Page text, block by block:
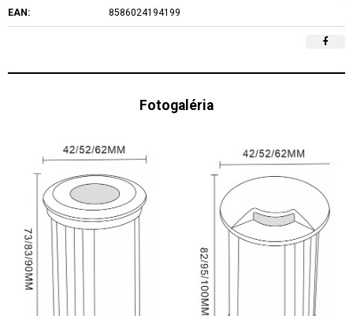
EAN: 8586024194199
Fotogaléria